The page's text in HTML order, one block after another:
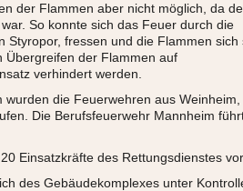
der Flammen aber nicht möglich, da
So konnte sich das Feuer durch die
Styropor, fressen und die Flammen sich
Übergreifen der Flammen auf
verhindert werden.
die Feuerwehren aus Weinheim,
Die Berufsfeuerwehr Mannheim
Einsatzkräfte des Rettungsdienstes
des Gebäudekomplexes unter